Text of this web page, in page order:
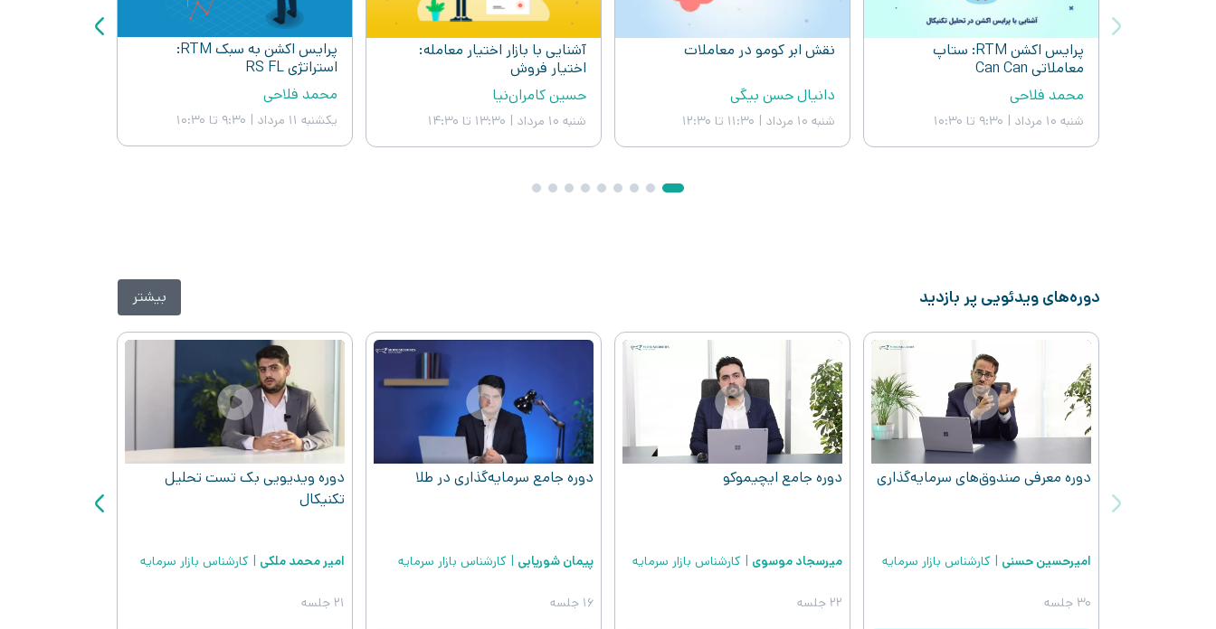
پرایس اکشن RTM: ستاپ
معاملاتی Can Can
محمد فلاحی
شنبه ۱۰ مرداد | 9:30 تا 10:30
نقش ابر کومو در معاملات
دانیال حسن بیگی
شنبه ۱۰ مرداد | 11:30 تا 12:30
آشنایی با بازار اختیار معامله:
اختیار فروش
حسین کامران‌نیا
شنبه ۱۰ مرداد | 13:30 تا 14:30
پرایس اکشن به سبک RTM:
استراتژی RS FL
محمد فلاحی
یکشنبه ۱۱ مرداد | 9:30 تا 10:30
دوره‌های ویدئویی پر بازدید بیشتر
Play
دوره معرفی صندوق‌های سرمایه‌گذاری
امیرحسین حسنی | کارشناس بازار سرمایه
30 جلسه
Play
دوره جامع ایچیموکو
میرسجاد موسوی | کارشناس بازار سرمایه
22 جلسه
Play
دوره جامع سرمایه‌گذاری در طلا
پیمان شوریابی | کارشناس بازار سرمایه
16 جلسه
Play
دوره ویدیویی بک تست تحلیل
تکنیکال
امیر محمد ملکی | کارشناس بازار سرمایه
21 جلسه
اختیار معامله